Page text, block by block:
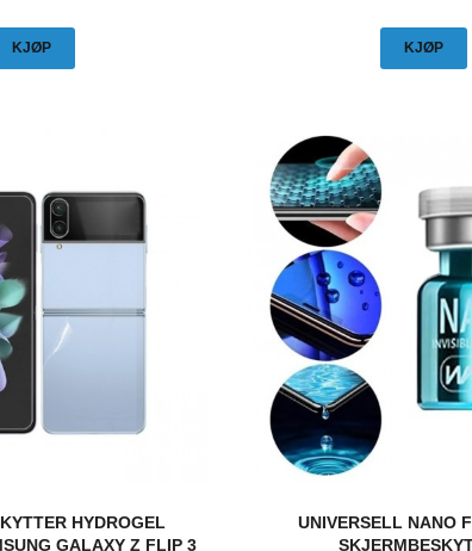
KJØP KJØP
HYDROGEL
GALAXY Z FLIP 3
UNIVERSELL NANO